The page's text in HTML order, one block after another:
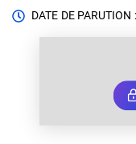
DATE DE PARUTION